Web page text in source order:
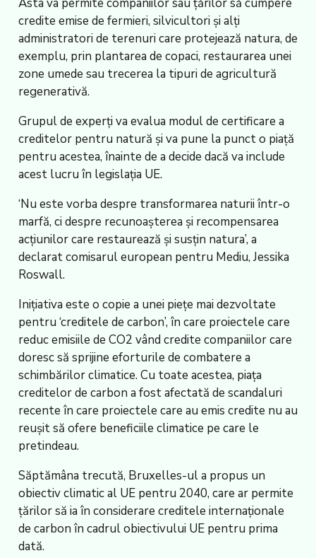
credite emise de fermieri, silvicultori și alți
administratori de terenuri care protejează natura, de
exemplu, prin plantarea de copaci, restaurarea unei
zone umede sau trecerea la tipuri de agricultură
regenerativă.
Grupul de experți va evalua modul de certificare a
creditelor pentru natură și va pune la punct o piață
pentru acestea, înainte de a decide dacă va include
acest lucru în legislația UE.
‘Nu este vorba despre transformarea naturii într-o
marfă, ci despre recunoașterea și recompensarea
acțiunilor care restaurează și susțin natura’, a
declarat comisarul european pentru Mediu, Jessika
Roswall.
Inițiativa este o copie a unei piețe mai dezvoltate
pentru ‘creditele de carbon’, în care proiectele care
reduc emisiile de CO2 vând credite companiilor care
doresc să sprijine eforturile de combatere a
schimbărilor climatice. Cu toate acestea, piața
creditelor de carbon a fost afectată de scandaluri
recente în care proiectele care au emis credite nu au
reușit să ofere beneficiile climatice pe care le
pretindeau.
Săptămâna trecută, Bruxelles-ul a propus un
obiectiv climatic al UE pentru 2040, care ar permite
țărilor să ia în considerare creditele internaționale
de carbon în cadrul obiectivului UE pentru prima
dată.